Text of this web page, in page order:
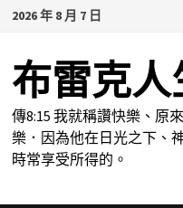
Skip
content
2026 年 8 月 7 日
布雷克人
傳8:15 我就稱讚快樂、原
樂．因為他在日光之下、
時常享受所得的。